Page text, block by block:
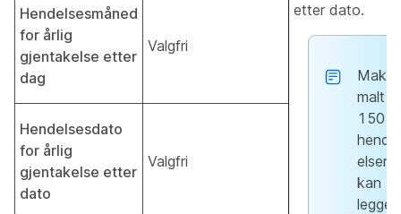
etter dato.
Maksi
malt
150
hend
elser
kan
legge
Hendelsesmåned
for årlig
gjentakelse etter
dag
Valgfri
Hendelsesdato
for årlig
gjentakelse etter
dato
Valgfri